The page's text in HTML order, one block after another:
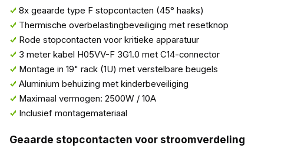
8x geaarde type F stopcontacten (45° haaks)
Thermische overbelastingbeveiliging met resetknop
Rode stopcontacten voor kritieke apparatuur
3 meter kabel H05VV-F 3G1.0 met C14-connector
Montage in 19" rack (1U) met verstelbare beugels
Aluminium behuizing met kinderbeveiliging
Maximaal vermogen: 2500W / 10A
Inclusief montagemateriaal
Geaarde stopcontacten voor stroomverdeling